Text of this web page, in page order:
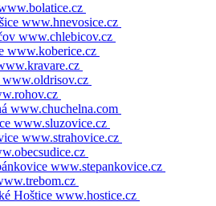
www.hnevosice.cz
www.chlebicov.cz
www.koberice.cz
www.oldrisov.cz
www.chuchelna.com
www.sluzovice.cz
www.strahovice.cz
www.stepankovice.cz
Hoštice www.hostice.cz